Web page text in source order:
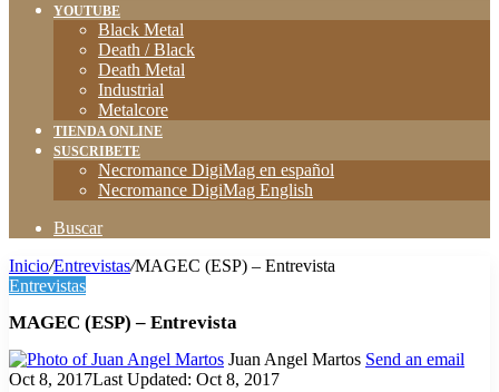
YOUTUBE
Black Metal
Death / Black
Death Metal
Industrial
Metalcore
TIENDA ONLINE
SUSCRIBETE
Necromance DigiMag en español
Necromance DigiMag English
Buscar
Inicio/Entrevistas/MAGEC (ESP) – Entrevista
Entrevistas
MAGEC (ESP) – Entrevista
Juan Angel Martos Send an email
Oct 8, 2017Last Updated: Oct 8, 2017